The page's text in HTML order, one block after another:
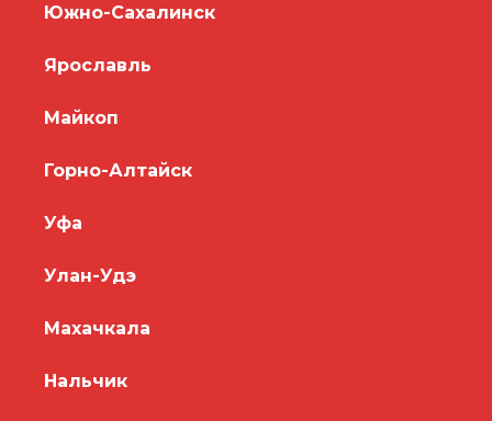
Южно-Сахалинск
Ярославль
Майкоп
Горно-Алтайск
Уфа
Улан-Удэ
Махачкала
Нальчик